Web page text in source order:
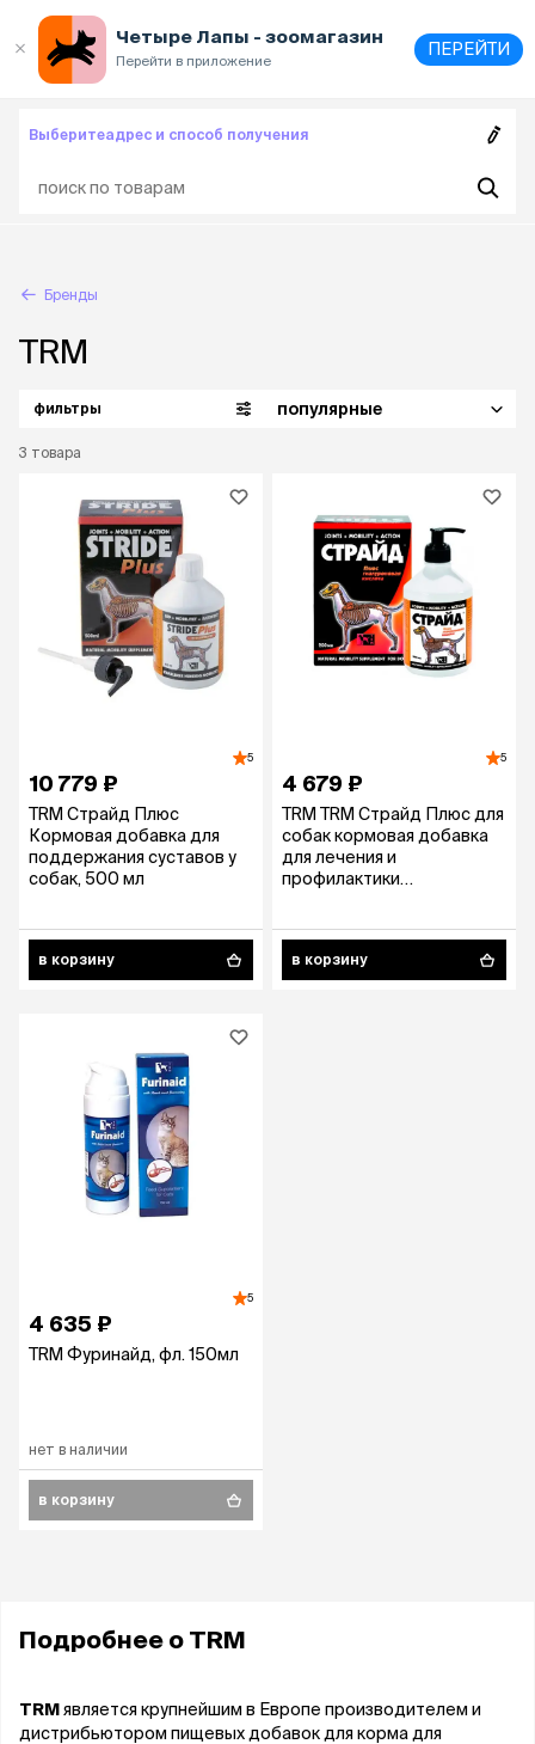
Четыре Лапы - зоомагазин
Перейти в приложение
ПЕРЕЙТИ
Выберитеадрес и способ получения
Бренды
TRM
3 товара
фильтры популярные
5
10 779 ₽
TRM Страйд Плюс
Кормовая добавка для
поддержания суставов у
собак, 500 мл
в корзину
5
4 679 ₽
TRM TRM Страйд Плюс для
собак кормовая добавка
для лечения и
профилактики
в корзину
5
4 635 ₽
TRM Фуринайд, фл. 150мл
нет в наличии
в корзину
Подробнее о TRM
TRMявляется крупнейшим в Европе производителем и
дистрибьютором пищевых добавок для корма для